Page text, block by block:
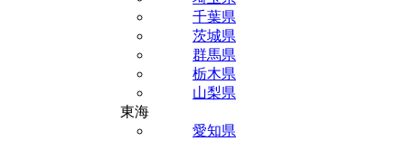
千葉県
茨城県
群馬県
栃木県
山梨県
東海
愛知県